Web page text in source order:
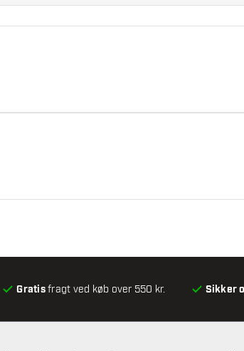
Gratisfragt ved køb over 550 kr. Sikker